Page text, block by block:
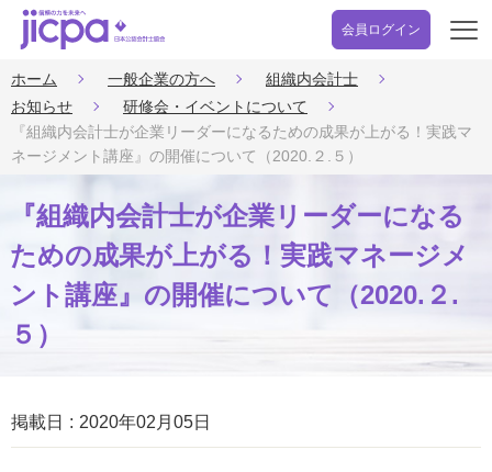
会員ログイン
開
ホーム 一般企業の方へ
組織内会計士
お知らせ
研修会・イベントについて
『組織内会計士が企業リーダーになるための成果が上がる！実践マ
ネージメント講座』の開催について（2020.２.５）
『組織内会計士が企業リーダーになる
ための成果が上がる！実践マネージメ
ント講座』の開催について（2020.２.
５）
掲載日 2020年02月05日